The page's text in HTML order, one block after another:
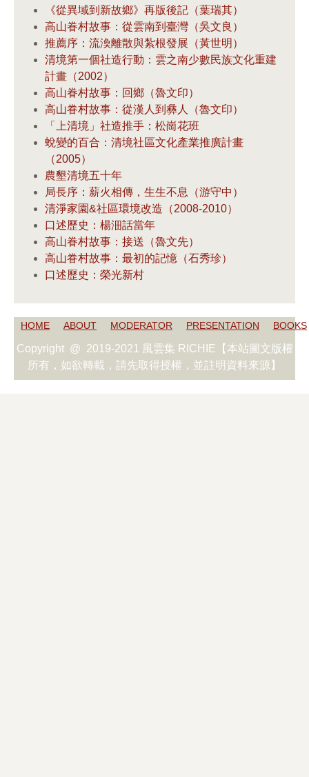
《從異域到新故鄉》再版後記（葉瑞其）
高山眷村故事：從雲南到臺灣（吳文良）
推薦序：流渙離散與紮根發展（黃世明）
清境第一個社造行動：雲之南少數民族文化重建
計畫（2002）
高山眷村故事：回鄉（魯文印）
高山眷村故事：從漢人到彝人（魯文印）
「上清境」社造推手：松崗花班
蛻變的百合：清境社區文化產業推廣計畫
（2005）
農墾清境五十年
局長序：薪火相傳，生生不息（游守中）
清淨家園&社區環境改造（2008-2010）
口述歷史：楊沺話當年
高山眷村故事：接送（魯文先）
高山眷村故事：最初的記憶（石秀珍）
口述歷史：榮光新村
HOME ABOUT MODERATOR PRESENTATION BOOKS
Copyright @ 2019-2021 風雲集 RICHIE【本站圖文版權
所有，如欲轉載，請先取得授權，並註明資料來源】